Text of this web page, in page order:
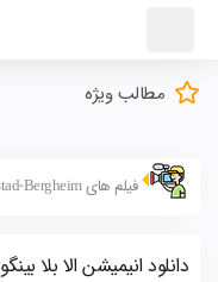
مطالب ویژه
فیلم های Oskar Fjeldstad-Bergheim
دانلود انیمیشن الا بلا بینگو Ella Bella Bingo 2020 دوبله فارسی